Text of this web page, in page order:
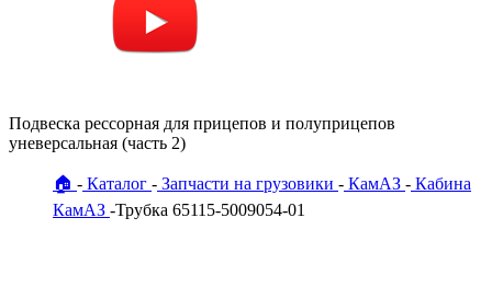
Подвеска рессорная для прицепов и полуприцепов
уневерсальная (часть 2)
🏠 Каталог Запчасти на грузовики КамАЗ
Кабина
КамАЗ Трубка 65115-5009054-01